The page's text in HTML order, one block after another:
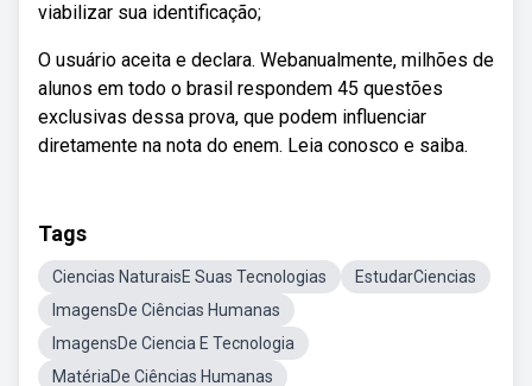
viabilizar sua identificação;
O usuário aceita e declara. Webanualmente, milhões de
alunos em todo o brasil respondem 45 questões
exclusivas dessa prova, que podem influenciar
diretamente na nota do enem. Leia conosco e saiba.
Tags
Ciencias NaturaisE Suas Tecnologias
EstudarCiencias
ImagensDe Ciências Humanas
ImagensDe Ciencia E Tecnologia
MatériaDe Ciências Humanas